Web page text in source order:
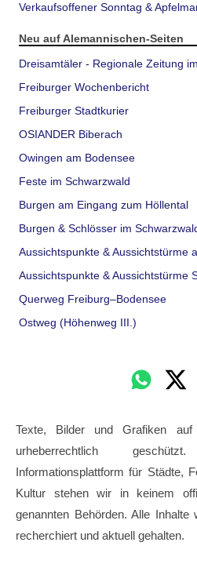
Verkaufsoffener Sonntag &
Neu auf Alemannischen-Seiten
Dreisamtäler - Regionale Zeitung
Freiburger Wochenbericht
Freiburger Stadtkurier
OSIANDER Biberach
Owingen am Bodensee
Feste im Schwarzwald
Burgen am Eingang zum Höllental
Burgen & Schlösser im
Aussichtspunkte & Aussichtstürme
Aussichtspunkte & Aussichtstürme
Querweg Freiburg–Bodensee
Ostweg (Höhenweg III.)
Texte, Bilder und Grafiken
urheberrechtlich
Informationsplattform für Städte,
Kultur stehen wir in keinem
genannten Behörden. Alle
recherchiert und aktuell gehalten.